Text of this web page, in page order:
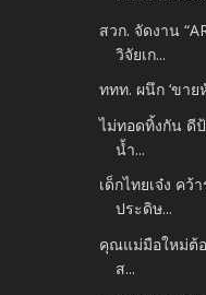
สวก. จัดงาน
วิจัยเก...
ททท. ผนึก ‘ขาย
ไม่ทอดทิ้งกัน ดี
น้ำ...
เด็กไทยเจ๋ง คว้
ประดิษ...
คุณแม่มือใหม่ต้อ
ส...